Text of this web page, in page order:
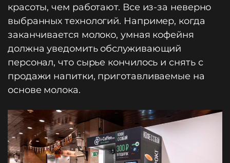
красоты, чем работают. Все из-за неверно
выбранных технологий. Например, когда
заканчивается молоко, умная кофейня
должна уведомить обслуживающий
персонал, что сырье кончилось и снять с
продажи напитки, приготавливаемые на
основе молока.